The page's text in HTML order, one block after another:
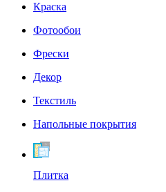
Краска
Фотообои
Фрески
Декор
Текстиль
Напольные покрытия
Плитка